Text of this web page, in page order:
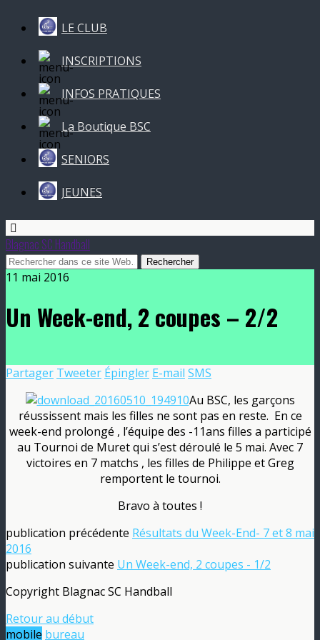
LE CLUB
INSCRIPTIONS
INFOS PRATIQUES
La Boutique BSC
SENIORS
JEUNES
Blagnac SC Handball
11 mai 2016
Un Week-end, 2 coupes – 2/2
Partager Tweeter Épingler E-mail SMS
Au BSC, les garçons
réussissent mais les filles ne sont pas en reste. En ce
week-end prolongé , l’équipe des -11ans filles a participé
au Tournoi de Muret qui s’est déroulé le 5 mai. Avec 7
victoires en 7 matchs , les filles de Philippe et Greg
remportent le tournoi.
Bravo à toutes !
publication précédente Résultats du Week-End- 7 et 8 mai
2016
publication suivante Un Week-end, 2 coupes - 1/2
Copyright Blagnac SC Handball
Retour au début
mobile bureau